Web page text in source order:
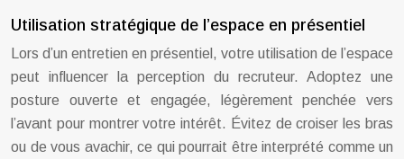
Utilisation stratégique de l’espace en présentiel
Lors d’un entretien en présentiel, votre utilisation de l’espace
peut influencer la perception du recruteur. Adoptez une
posture ouverte et engagée, légèrement penchée vers
l’avant pour montrer votre intérêt. Évitez de croiser les bras
ou de vous avachir, ce qui pourrait être interprété comme un